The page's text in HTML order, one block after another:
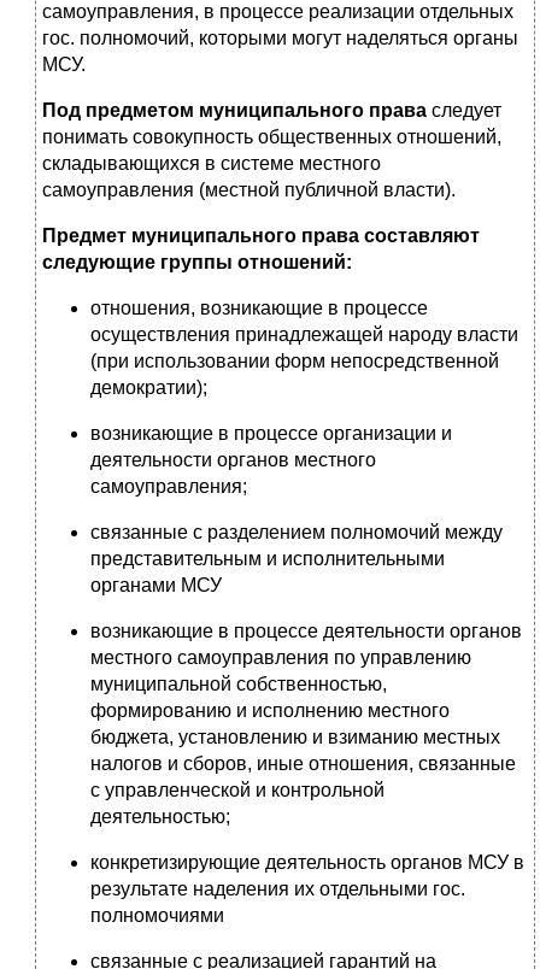
самоуправления, в процессе реализации отдельных
гос. полномочий, которыми могут наделяться органы
МСУ.
Под предметом муниципального права следует
понимать совокупность общественных отношений,
складывающихся в системе местного
самоуправления (местной публичной власти).
Предмет муниципального права составляют
следующие группы отношений:
отношения, возникающие в процессе
осуществления принадлежащей народу власти
(при использовании форм непосредственной
демократии);
возникающие в процессе организации и
деятельности органов местного
самоуправления;
связанные с разделением полномочий между
представительным и исполнительными
органами МСУ
возникающие в процессе деятельности органов
местного самоуправления по управлению
муниципальной собственностью,
формированию и исполнению местного
бюджета, установлению и взиманию местных
налогов и сборов, иные отношения, связанные
с управленческой и контрольной
деятельностью;
конкретизирующие деятельность органов МСУ в
результате наделения их отдельными гос.
полномочиями
связанные с реализацией гарантий на